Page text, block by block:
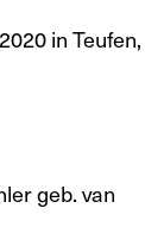
in Teufen,
geb. van